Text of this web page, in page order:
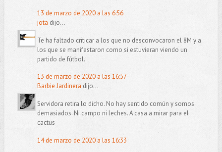
13 de marzo de 2020 a las 6:56
jota dijo...
Te ha faltado criticar a los que no desconvocaron el 8M y a
los que se manifestaron como si estuvieran viendo un
partido de fútbol.
13 de marzo de 2020 a las 16:57
Barbie Jardinera dijo...
Servidora retira lo dicho. No hay sentido común y somos
demasiados. Ni campo ni leches. A casa a mirar para el
cactus
14 de marzo de 2020 a las 16:33